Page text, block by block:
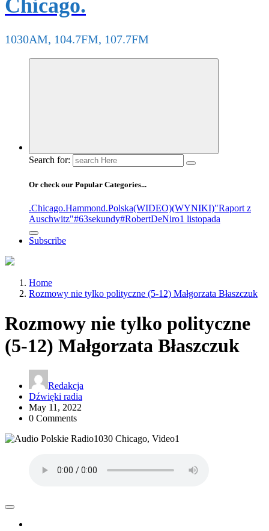
Chicago.
1030AM, 104.7FM, 107.7FM
Search for:
Or check our Popular Categories...
.Chicago.Hammond.Polska(WIDEO)(WYNIKI)"Raport z
Auschwitz"#63sekundy#RobertDeNiro1 listopada
Subscribe
Home
Rozmowy nie tylko polityczne (5-12) Małgorzata Błaszczuk
Rozmowy nie tylko polityczne
(5-12) Małgorzata Błaszczuk
Redakcja
Dźwięki radia
May 11, 2022
0 Comments